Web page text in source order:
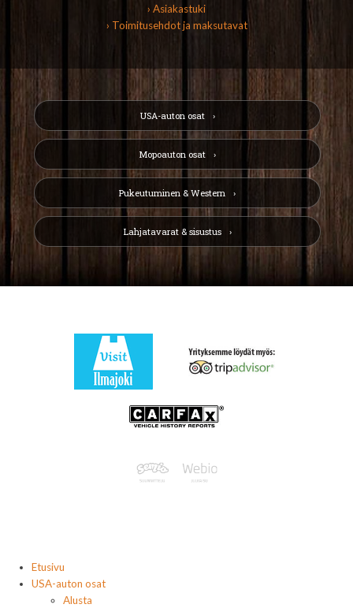
› Asiakastuki
› Toimitusehdot ja maksutavat
USA-auton osat
Mopoauton osat
Pukeutuminen & Western
Lahjatavarat & sisustus
Etusivu
USA-auton osat
Alusta